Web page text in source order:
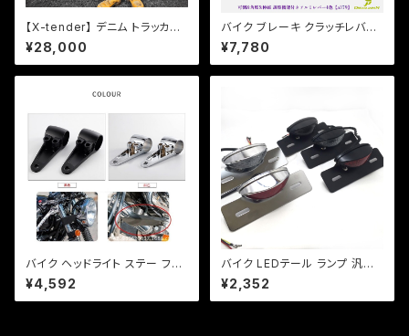
【X-tender】 デニム トラッカー
ジャケット 「XR-001」 バイクウ
エア シープスキン 岡山デニム
日本製
¥28,000
バイク ブレーキ クラッチレバー
左右セット ホンダ系 ジェイド マ
グナ ホーネット 他 【a379】 可
倒&角度&伸縮 調整機能付き
¥7,780
バイク ヘッドライト ステー フォ
ークサイズ 36, 39 パイ カラー
付き 左右 セット カスタム ネイ
キッド 【ブラック・シルバー選択】
¥4,592
バイク LEDテール ランプ 汎用
ナンバー灯付 ミニタイプ 【ブラッ
ク】カスタム テール エイプ モン
キー SR マグナ FTR 【レンジ
¥2,352